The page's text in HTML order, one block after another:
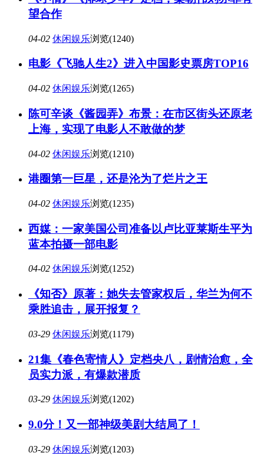
望合作
04-02 休闲娱乐浏览(1240)
电影《飞驰人生2》进入中国影史票房TOP16
04-02 休闲娱乐浏览(1265)
陈可辛谈《酱园弄》布景：在市区街头还原老
上海，实现了电影人不敢做的梦
04-02 休闲娱乐浏览(1210)
港圈第一巨星，还是沦为了烂片之王
04-02 休闲娱乐浏览(1235)
西媒：一家美国公司准备以卢比亚莱斯生平为
蓝本拍摄一部电影
04-02 休闲娱乐浏览(1252)
《知否》原著：她失去管家权后，华兰为何不
乘胜追击，展开报复？
03-29 休闲娱乐浏览(1179)
21集《春色寄情人》定档央八，剧情治愈，全
员实力派，有爆款潜质
03-29 休闲娱乐浏览(1202)
9.0分！又一部神级美剧大结局了！
03-29 休闲娱乐浏览(1203)